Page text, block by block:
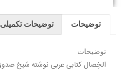
توضیحات توضیحات تکمیلی
توضیحات